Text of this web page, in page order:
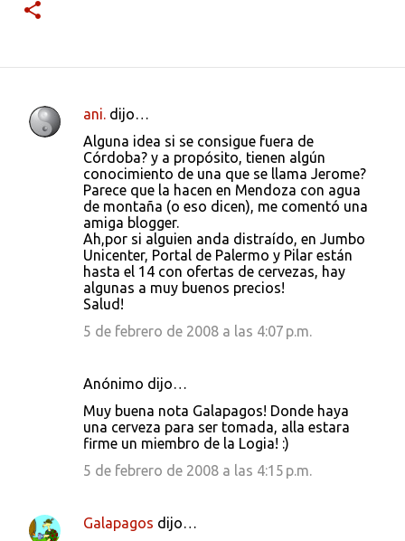
C
ani. dijo…
Alguna idea si se consigue fuera de
Córdoba? y a propósito, tienen algún
conocimiento de una que se llama Jerome?
Parece que la hacen en Mendoza con agua
de montaña (o eso dicen), me comentó una
amiga blogger.
Ah,por si alguien anda distraído, en Jumbo
Unicenter, Portal de Palermo y Pilar están
hasta el 14 con ofertas de cervezas, hay
algunas a muy buenos precios!
Salud!
5 de febrero de 2008 a las 4:07 p.m.
Anónimo dijo…
Muy buena nota Galapagos! Donde haya
una cerveza para ser tomada, alla estara
firme un miembro de la Logia! :)
5 de febrero de 2008 a las 4:15 p.m.
Galapagos dijo…